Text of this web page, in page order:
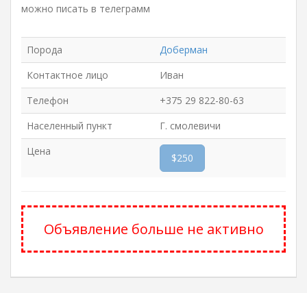
можно писать в телеграмм
Порода
Доберман
Контактное лицо
Иван
Телефон
+375 29 822-80-63
Населенный пункт
Г. смолевичи
Цена
$250
Объявление больше не активно